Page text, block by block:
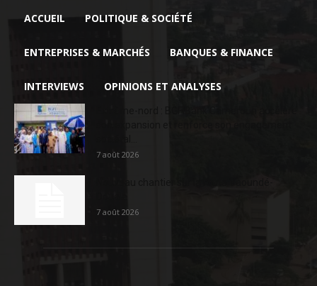
ACCUEIL POLITIQUE & SOCIÉTÉ
ENTREPRISES & MARCHÉS BANQUES & FINANCE
INTERVIEWS OPINIONS ET ANALYSES
7 août 2026
7 août 2026